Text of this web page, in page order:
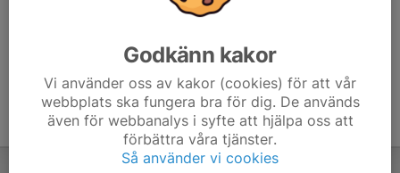
Godkänn kakor
Vi använder oss av kakor (cookies) för att vår
webbplats ska fungera bra för dig. De används
även för webbanalys i syfte att hjälpa oss att
förbättra våra tjänster.
Så använder vi cookies